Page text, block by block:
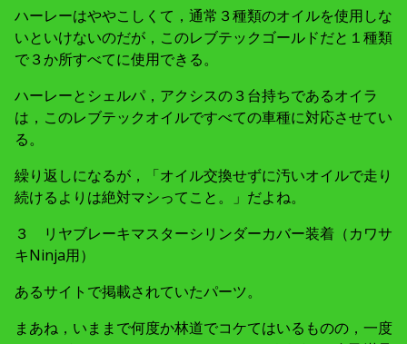
ハーレーはややこしくて，通常３種類のオイルを使用しな
いといけないのだが，このレブテックゴールドだと１種類
で３か所すべてに使用できる。
ハーレーとシェルパ，アクシスの３台持ちであるオイラ
は，このレブテックオイルですべての車種に対応させてい
る。
繰り返しになるが，「オイル交換せずに汚いオイルで走り
続けるよりは絶対マシってこと。」だよね。
３ リヤブレーキマスターシリンダーカバー装着（カワサ
キNinja用）
あるサイトで掲載されていたパーツ。
まあね，いままで何度か林道でコケてはいるものの，一度